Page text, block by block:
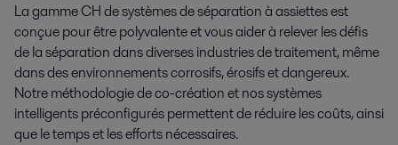
La gamme CH de systèmes de séparation à assiettes est
conçue pour être polyvalente et vous aider à relever les défis
de la séparation dans diverses industries de traitement, même
dans des environnements corrosifs, érosifs et dangereux.
Notre méthodologie de co-création et nos systèmes
intelligents préconfigurés permettent de réduire les coûts, ainsi
que le temps et les efforts nécessaires.